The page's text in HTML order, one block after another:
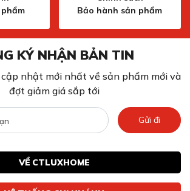
đẹp hiện đại mà còn giúp việc vệ sinh
hơn, khi không có các rãnh hay nút nổi
Bảo hành sản phẩm
KÝ NHẬN BẢN TIN
nhật mới nhất về sản phẩm mới và
đợt giảm giá sắp tới
Gửi đi
VỀ CTLUXHOME